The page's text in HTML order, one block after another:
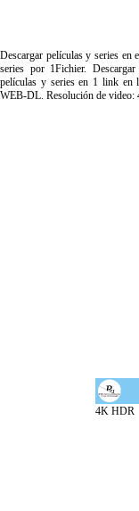
Descargar películas y series
series por 1Fichier.
películas y series en 1 link
WEB-DL. Resolución de video: